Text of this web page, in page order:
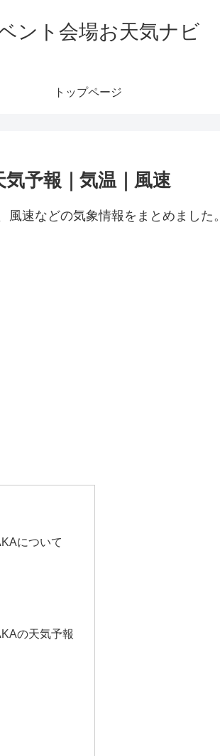
ント会場お天気ナビ
トップページ
予報｜気温｜風速
速などの気象情報をまとめました。
について
の天気予報